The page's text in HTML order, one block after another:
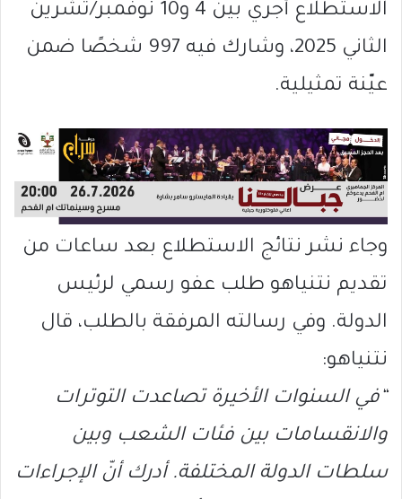
الاستطلاع أُجري بين 4 و10 نوفمبر/تشرين
الثاني 2025، وشارك فيه 997 شخصًا ضمن
عيّنة تمثيلية.
وجاء نشر نتائج الاستطلاع بعد ساعات من
تقديم نتنياهو طلب عفو رسمي لرئيس
الدولة. وفي رسالته المرفقة بالطلب، قال
نتنياهو:
“في السنوات الأخيرة تصاعدت التوترات
والانقسامات بين فئات الشعب وبين
سلطات الدولة المختلفة. أدرك أنّ الإجراءات